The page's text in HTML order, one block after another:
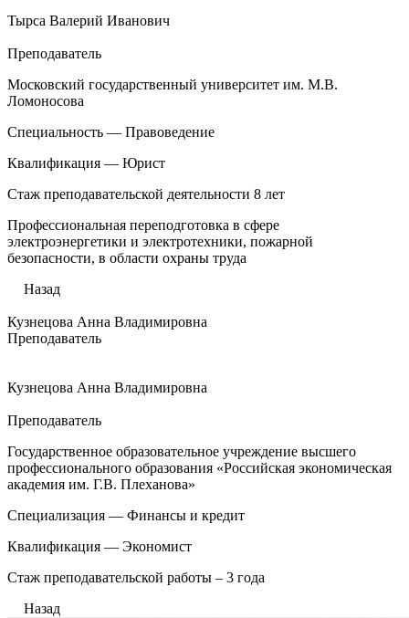
Тырса Валерий Иванович
Преподаватель
Московский государственный университет им. М.В.
Ломоносова
Специальность — Правоведение
Квалификация — Юрист
Стаж преподавательской деятельности 8 лет
Профессиональная переподготовка в сфере
электроэнергетики и электротехники, пожарной
безопасности, в области охраны труда
Назад
Кузнецова Анна Владимировна
Преподаватель
Кузнецова Анна Владимировна
Преподаватель
Государственное образовательное учреждение высшего
профессионального образования «Российская экономическая
академия им. Г.В. Плеханова»
Специализация — Финансы и кредит
Квалификация — Экономист
Стаж преподавательской работы – 3 года
Назад